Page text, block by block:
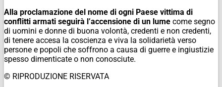
Alla proclamazione del nome di ogni Paese vittima di
conflitti armati seguirà l’accensione di un lume come segno
di uomini e donne di buona volontà, credenti e non credenti,
di tenere accesa la coscienza e viva la solidarietà verso
persone e popoli che soffrono a causa di guerre e ingiustizie
spesso dimenticate o non conosciute.
© RIPRODUZIONE RISERVATA